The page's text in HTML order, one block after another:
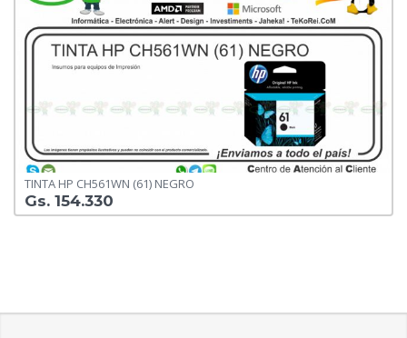
TINTA HP CH561WN (61) NEGRO
Gs. 154.330